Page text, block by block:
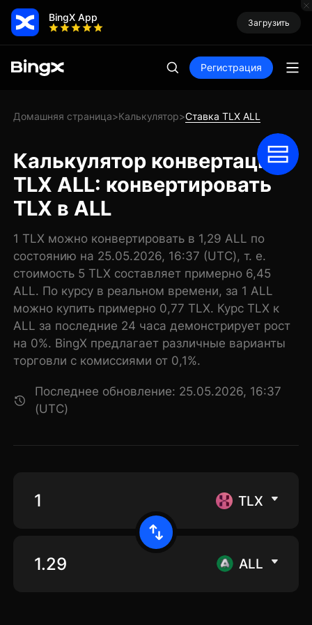
BingX App Загрузить
Регистрация
Домашняя страница>Калькулятор>Ставка TLX ALL
Калькулятор конвертации
TLX ALL: конвертировать
TLX в ALL
1 TLX можно конвертировать в 1,29 ALL по
состоянию на 25.05.2026, 16:37 (UTC), т. е.
стоимость 5 TLX составляет примерно 6,45
ALL. По курсу в реальном времени, за 1 ALL
можно купить примерно 0,77 TLX. Курс TLX к
ALL за последние 24 часа демонстрирует рост
на 0%. BingX предлагает различные варианты
торговли с комиссиями от 0,1%.
Последнее обновление: 25.05.2026, 16:37
(UTC)
TLX
ALL